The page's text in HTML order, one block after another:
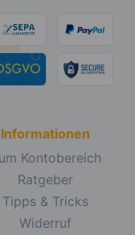
Informationen
Kontobereich
Ratgeber
Tipps & Tricks
Widerruf